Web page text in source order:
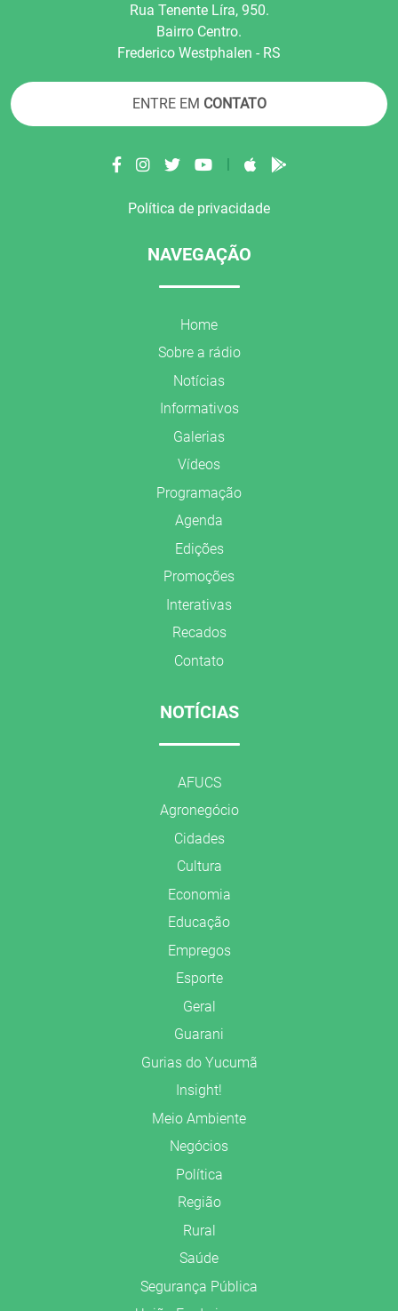
Rua Tenente Líra, 950.
Bairro Centro.
Frederico Westphalen - RS
ENTRE EM CONTATO
Política de privacidade
NAVEGAÇÃO
Home
Sobre a rádio
Notícias
Informativos
Galerias
Vídeos
Programação
Agenda
Edições
Promoções
Interativas
Recados
Contato
NOTÍCIAS
AFUCS
Agronegócio
Cidades
Cultura
Economia
Educação
Empregos
Esporte
Geral
Guarani
Gurias do Yucumã
Insight!
Meio Ambiente
Negócios
Política
Região
Rural
Saúde
Segurança Pública